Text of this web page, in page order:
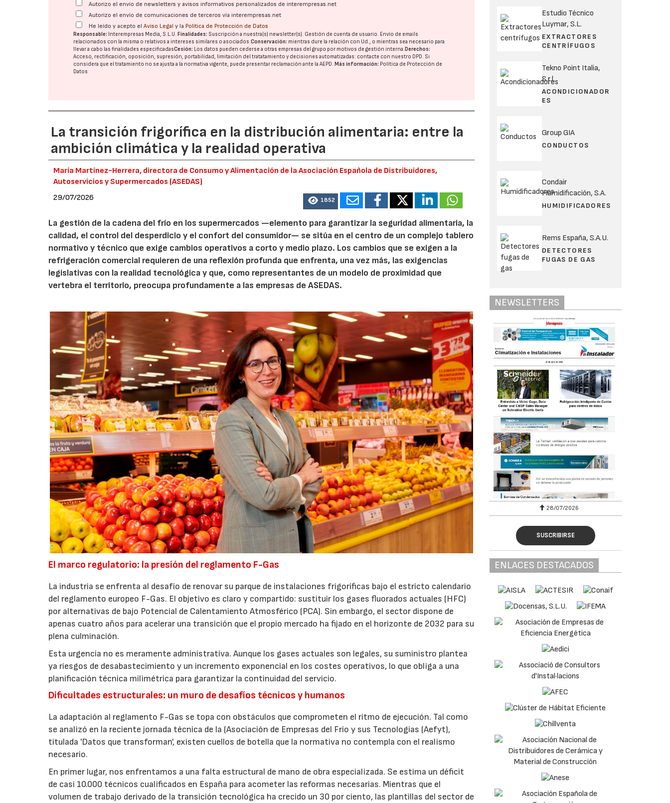
Autorizo el envío de newsletters y avisos informativos personalizados de interempresas.net
Autorizo el envío de comunicaciones de terceros vía interempresas.net
He leído y acepto elAviso Legal y la Política de Protección de Datos
Responsable: Interempresas Media, S.L.U. Finalidades: Suscripción a nuestra(s) newsletter(s). Gestión de cuenta de usuario. Envío de emails
relacionados con la misma o relativos a intereses similares o asociados.Conservación: mientras dure la relación con Ud., o mientras sea necesario para
llevar a cabo las finalidades especificadasCesión: Los datos pueden cederse a otras empresas del grupo por motivos de gestión interna. Derechos:
Acceso, rectificación, oposición, supresión, portabilidad, limitación del tratatamiento y decisiones automatizadas: contacte con nuestro DPD. Si
considera que el tratamiento no se ajusta a la normativa vigente, puede presentar reclamación ante laAEPD. Más información: Política de Protección de
Datos
La transición frigorífica en la distribución alimentaria: entre la
ambición climática y la realidad operativa
María Martínez-Herrera, directora de Consumo y Alimentación de la Asociación Española de Distribuidores,
Autoservicios y Supermercados (ASEDAS)
29/07/2026
1852
La gestión de la cadena del frío en los supermercados —elemento para garantizar la seguridad alimentaria, la
calidad, el control del desperdicio y el confort del consumidor— se sitúa en el centro de un complejo tablero
normativo y técnico que exige cambios operativos a corto y medio plazo. Los cambios que se exigen a la
refrigeración comercial requieren de una reflexión profunda que enfrenta, una vez más, las exigencias
legislativas con la realidad tecnológica y que, como representantes de un modelo de proximidad que
vertebra el territorio, preocupa profundamente a las empresas de ASEDAS.
El marco regulatorio: la presión del reglamento F-Gas
La industria se enfrenta al desafío de renovar su parque de instalaciones frigoríficas bajo el estricto calendario
del reglamento europeo F-Gas. El objetivo es claro y compartido: sustituir los gases fluorados actuales (HFC)
por alternativas de bajo Potencial de Calentamiento Atmosférico (PCA). Sin embargo, el sector dispone de
apenas cuatro años para acelerar una transición que el propio mercado ha fijado en el horizonte de 2032 para su
plena culminación.
Esta urgencia no es meramente administrativa. Aunque los gases actuales son legales, su suministro plantea
ya riesgos de desabastecimiento y un incremento exponencial en los costes operativos, lo que obliga a una
planificación técnica milimétrica para garantizar la continuidad del servicio.
Dificultades estructurales: un muro de desafíos técnicos y humanos
La adaptación al reglamento F-Gas se topa con obstáculos que comprometen el ritmo de ejecución. Tal como
se analizó en la reciente jornada técnica de la (Asociación de Empresas del Frío y sus Tecnologías (Aefyt),
titulada 'Datos que transforman', existen cuellos de botella que la normativa no contempla con el realismo
necesario.
En primer lugar, nos enfrentamos a una falta estructural de mano de obra especializada. Se estima un déficit
de casi 10.000 técnicos cualificados en España para acometer las reformas necesarias. Mientras que el
volumen de trabajo derivado de la transición tecnológica ha crecido un 30 por ciento, las plantillas del sector de
Estudio Técnico
Luymar, S.L.
EXTRACTORES
CENTRÍFUGOS
Tekno Point Italia,
S.r.l.
ACONDICIONADOR
ES
Group GIA
CONDUCTOS
Condair
Humidificación, S.A.
HUMIDIFICADORES
Rems España, S.A.U.
DETECTORES
FUGAS DE GAS
NEWSLETTERS
28/07/2026 30/07/2026 28/07/2026
SUSCRIBIRSE
ENLACES DESTACADOS